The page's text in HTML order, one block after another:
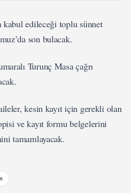
kabul edileceği toplu sünnet
son bulacak.
Turunç Masa çağrı
kesin kayıt için gerekli olan
ve kayıt formu belgelerini
tamamlayacak.